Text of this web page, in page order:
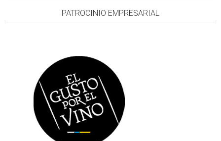
PATROCINIO EMPRESARIAL